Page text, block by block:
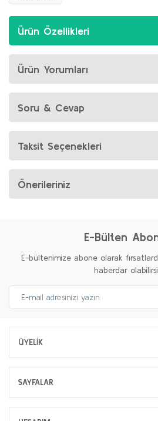
Ürün Özellikleri
Ürün Yorumları
Soru & Cevap
Taksit Seçenekleri
Önerileriniz
E-Bülten
E-bültenimize abone olarak
haberdar
ÜYELİK
SAYFALAR